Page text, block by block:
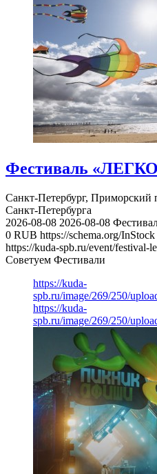
Фестиваль
Санкт-Петербург, Приморский
Санкт-Петербурга
2026-08-08 2026-08-08
0 RUB https://schema.org/InStock
https://kuda-spb.ru/event/festival-
Советуем Фестивали
https://kuda-
spb.ru/image/269/250/
https://kuda-
spb.ru/image/269/250/